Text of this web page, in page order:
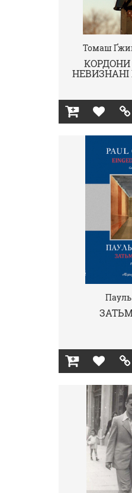
Томаш
КОРДОНИ
НЕВИЗНАНІ